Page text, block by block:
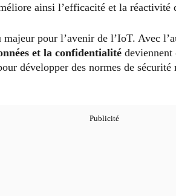
ainsi l’efficacité et la réactivité
pour l’avenir de l’IoT. Avec
et la confidentialité deviennent
développer des normes de sécurité